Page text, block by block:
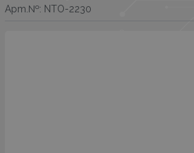
Арт.№: NTO-2230